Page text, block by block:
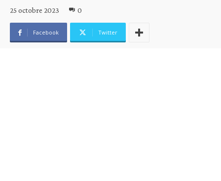
25 octobre 2023 0
Facebook Twitter